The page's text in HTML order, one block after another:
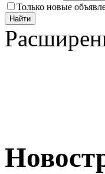
Только новые
Найти